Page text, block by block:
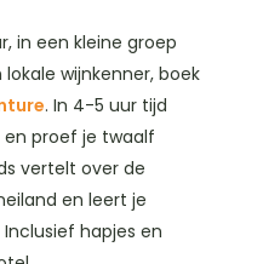
in een kleine groep
wijnkenner, boek
. In 4-5 uur tijd
en proef je twaalf
vertelt over de
en leert je
Inclusief hapjes en